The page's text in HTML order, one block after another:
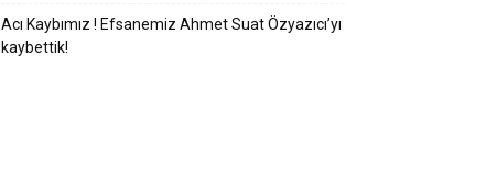
Acı Kaybımız ! Efsanemiz Ahmet Suat Özyazıcı’yı
kaybettik!